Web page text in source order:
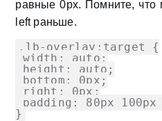
равные 0px. Помните,
leftраньше.
.lb-overlay:target {
width: auto;
height: auto;
bottom: 0px;
right: 0px;
padding: 80px 100px
}